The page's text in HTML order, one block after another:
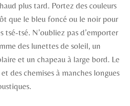
plus tard. Portez des couleurs
que le bleu foncé ou le noir pour
tsé-tsé. N’oubliez pas d’emporter
des lunettes de soleil, un
et un chapeau à large bord. Le
des chemises à manches longues